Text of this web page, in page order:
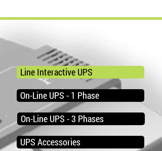
Line Interactive UPS
On-Line UPS - 1 Phase
On-Line UPS - 3 Phases
UPS Accessories